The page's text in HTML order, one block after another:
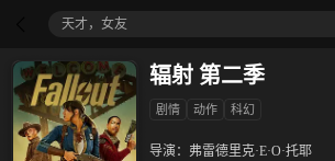
天才，女友
辐射 第二季
剧情 动作 科幻
导演： 弗雷德里克·E·O·托耶